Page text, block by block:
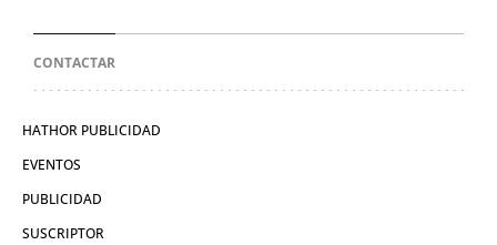
CONTACTAR
HATHOR PUBLICIDAD
EVENTOS
PUBLICIDAD
SUSCRIPTOR